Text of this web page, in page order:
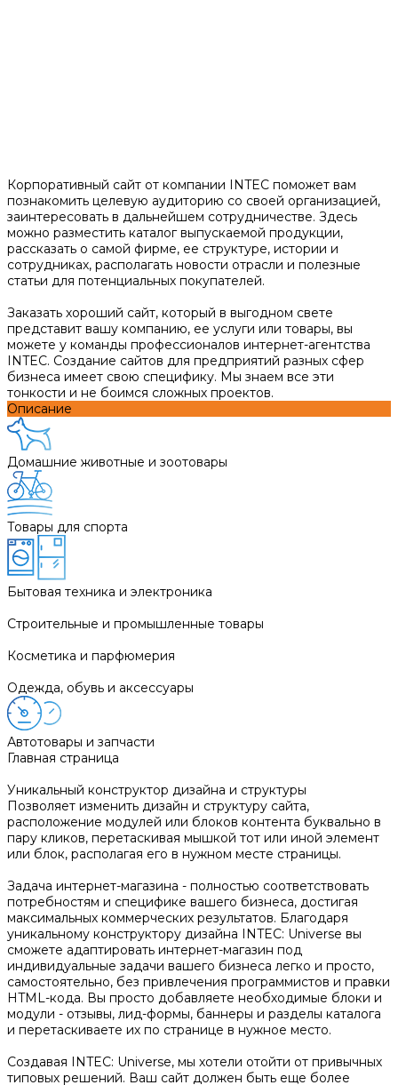
Корпоративный сайт от компании INTEC поможет вам
познакомить целевую аудиторию со своей организацией,
заинтересовать в дальнейшем сотрудничестве. Здесь
можно разместить каталог выпускаемой продукции,
рассказать о самой фирме, ее структуре, истории и
сотрудниках, располагать новости отрасли и полезные
статьи для потенциальных покупателей.
Заказать хороший сайт, который в выгодном свете
представит вашу компанию, ее услуги или товары, вы
можете у команды профессионалов интернет-агентства
INTEC. Создание сайтов для предприятий разных сфер
бизнеса имеет свою специфику. Мы знаем все эти
тонкости и не боимся сложных проектов.
Описание
Домашние животные и зоотовары
Товары для спорта
Бытовая техника и электроника
Строительные и промышленные товары
Косметика и парфюмерия
Одежда, обувь и аксессуары
Автотовары и запчасти
Главная страница
Уникальный конструктор дизайна и структуры
Позволяет изменить дизайн и структуру сайта,
расположение модулей или блоков контента буквально в
пару кликов, перетаскивая мышкой тот или иной элемент
или блок, располагая его в нужном месте страницы.
Задача интернет-магазина - полностью соответствовать
потребностям и специфике вашего бизнеса, достигая
максимальных коммерческих результатов. Благодаря
уникальному конструктору дизайна INTEC: Universe вы
сможете адаптировать интернет-магазин под
индивидуальные задачи вашего бизнеса легко и просто,
самостоятельно, без привлечения программистов и правки
HTML-кода. Вы просто добавляете необходимые блоки и
модули - отзывы, лид-формы, баннеры и разделы каталога
и перетаскиваете их по странице в нужное место.
Создавая INTEC: Universe, мы хотели отойти от привычных
типовых решений. Ваш сайт должен быть еще более